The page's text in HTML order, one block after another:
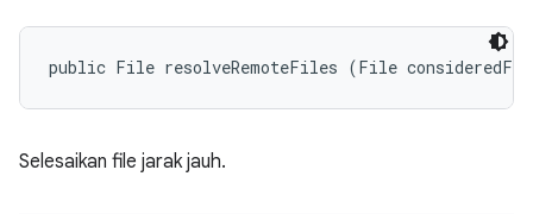
public File resolveRemoteFiles (File
Selesaikan file jarak jauh.